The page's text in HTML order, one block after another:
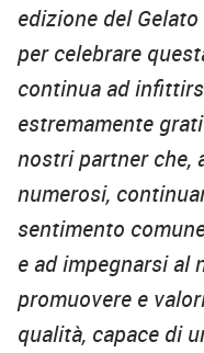
edizione del
per celebrare
continua ad
estremamente
nostri partner che,
numerosi,
sentimento
e ad impegnarsi al
promuovere e
qualità, capace di